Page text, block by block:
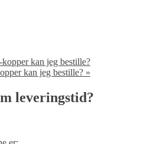
kan jeg bestille?
kan jeg bestille? »
leveringstid?